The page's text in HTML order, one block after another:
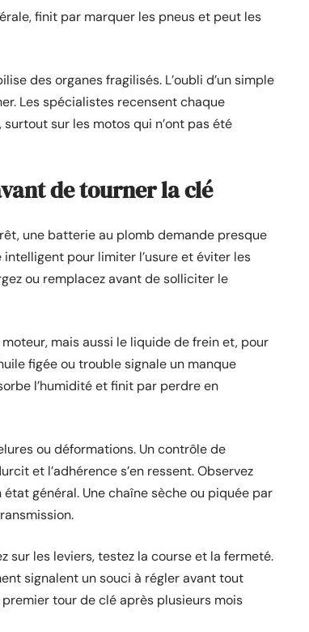
finit par marquer les pneus et peut les
des organes fragilisés. L’oubli d’un simple
Les spécialistes recensent chaque
sur les motos qui n’ont pas été
de tourner la clé
une batterie au plomb demande presque
pour limiter l’usure et éviter les
ou remplacez avant de solliciter le
mais aussi le liquide de frein et, pour
figée ou trouble signale un manque
l’humidité et finit par perdre en
ou déformations. Un contrôle de
et l’adhérence s’en ressent. Observez
général. Une chaîne sèche ou piquée par
sur les leviers, testez la course et la fermeté.
signalent un souci à régler avant tout
tour de clé après plusieurs mois